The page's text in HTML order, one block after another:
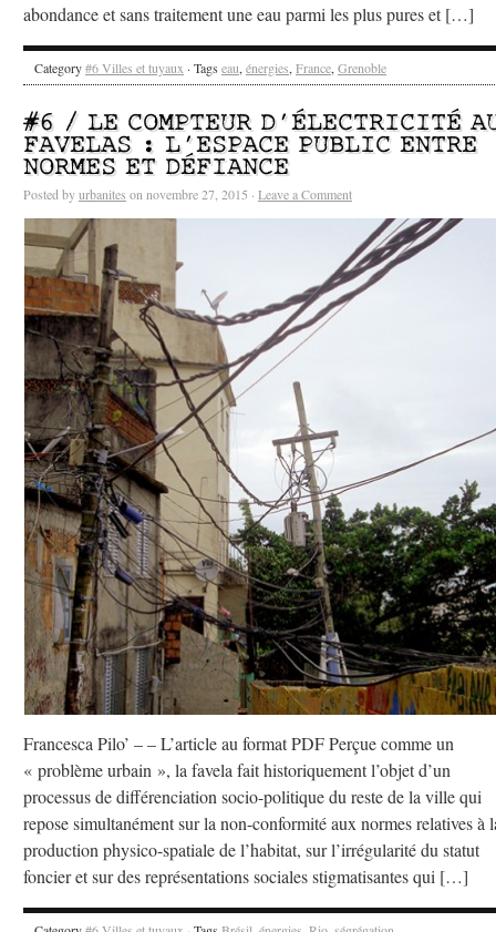
abondance et sans traitement une eau parmi les plus pures et […]
Category#6 Villes et tuyaux · Tags eau, énergies, France, Grenoble
#6 / LE COMPTEUR D’ÉLECTRICITÉ
FAVELAS : L’ESPACE PUBLIC ENTRE
NORMES ET DÉFIANCE
Posted byurbanites on novembre 27, 2015 · Leave a Comment
Francesca Pilo’ – – L’article au format PDF Perçue comme un
« problème urbain », la favela fait historiquement l’objet d’un
processus de différenciation socio-politique du reste de la ville qui
repose simultanément sur la non-conformité aux normes relatives à
production physico-spatiale de l’habitat, sur l’irrégularité du statut
foncier et sur des représentations sociales stigmatisantes qui […]